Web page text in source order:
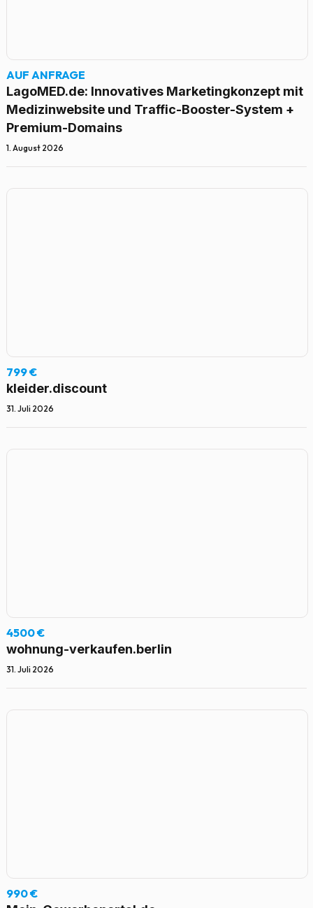
AUF ANFRAGE
LagoMED.de: Innovatives Marketingkonzept mit
Medizinwebsite und Traffic-Booster-System +
Premium-Domains
1. August 2026
799 €
kleider.discount
31. Juli 2026
4500 €
wohnung-verkaufen.berlin
31. Juli 2026
990 €